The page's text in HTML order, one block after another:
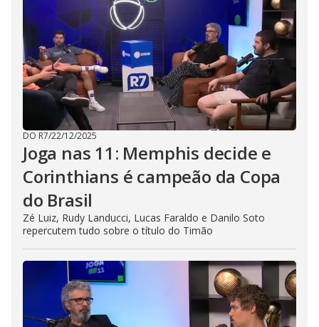
DO R7/22/12/2025
Joga nas 11: Memphis decide e
Corinthians é campeão da Copa
do Brasil
Zé Luiz, Rudy Landucci, Lucas Faraldo e Danilo Soto
repercutem tudo sobre o título do Timão